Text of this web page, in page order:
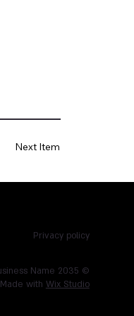
Next Item
Privacy policy
© 2035 by Business Name.
Made with Wix Studio